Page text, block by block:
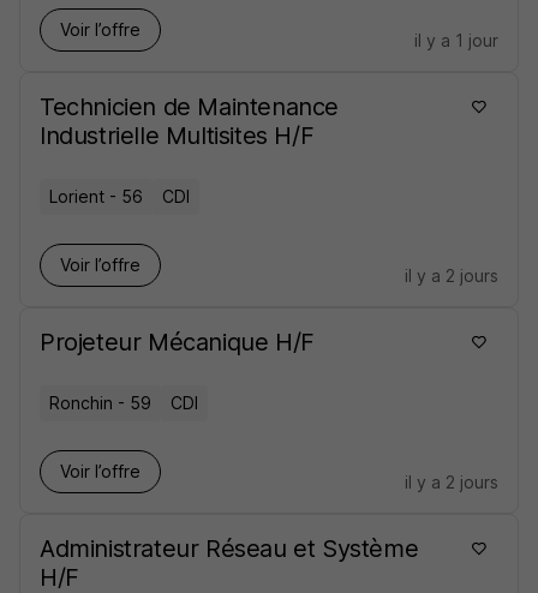
Voir l’offre
il y a 1 jour
Technicien de Maintenance
Industrielle Multisites H/F
Lorient - 56 CDI
Voir l’offre
il y a 2 jours
Projeteur Mécanique H/F
Ronchin - 59 CDI
Voir l’offre
il y a 2 jours
Administrateur Réseau et Système
H/F